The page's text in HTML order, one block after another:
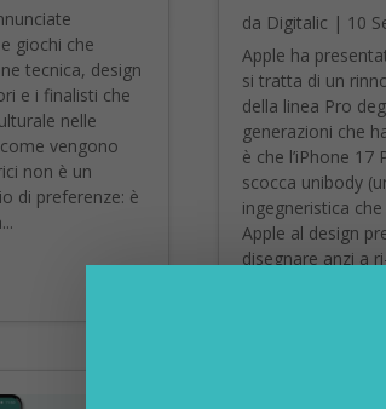
giochi che
tecnica, design
e i finalisti che
nelle
vengono
non è un
di preferenze: è
da Digitalic | 10
Apple ha
si tratta di un
della linea Pro
generazioni che
è che l’iPhone
scocca unibody
ingegneristica
Apple al design
disegnare anzi a